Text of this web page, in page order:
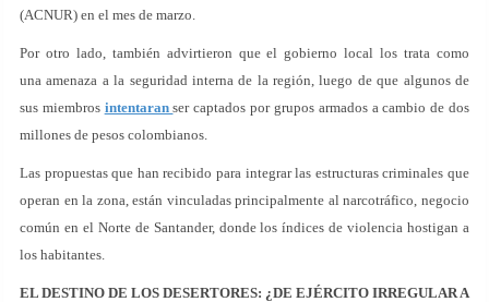
(ACNUR) en el mes de marzo.
Por otro lado, también advirtieron que el gobierno local los trata como
una amenaza a la seguridad interna de la región, luego de que algunos de
sus miembros intentaranser captados por grupos armados a cambio de dos
millones de pesos colombianos.
Las propuestas que han recibido para integrar las estructuras criminales que
operan en la zona, están vinculadas principalmente al narcotráfico, negocio
común en el Norte de Santander, donde los índices de violencia hostigan a
los habitantes.
EL DESTINO DE LOS DESERTORES: ¿DE EJÉRCITO IRREGULAR A